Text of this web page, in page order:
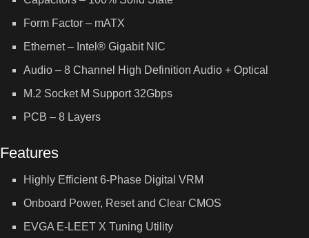
Form Factor – mATX
Ethernet – Intel® Gigabit NIC
Audio – 8 Channel High Definition Audio + Optical
M.2 Socket M Support 32Gbps
PCB – 8 Layers
Features
Highly Efficient 6-Phase Digital VRM
Onboard Power, Reset and Clear CMOS
EVGA E-LEET X Tuning Utility